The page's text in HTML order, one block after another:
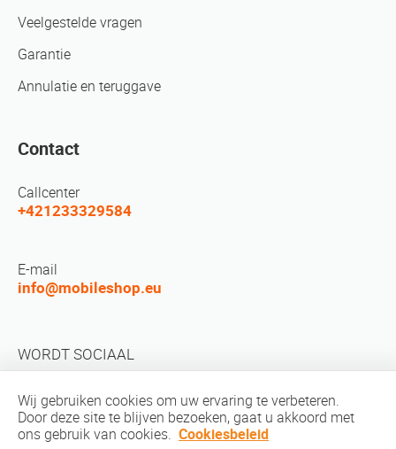
Veelgestelde vragen
Garantie
Annulatie en teruggave
Contact
Callcenter
+421233329584
E-mail
info@mobileshop.eu
WORDT SOCIAAL
Wij gebruiken cookies om uw ervaring te verbeteren.
Door deze site te blijven bezoeken, gaat u akkoord met
ons gebruik van cookies. Cookiesbeleid